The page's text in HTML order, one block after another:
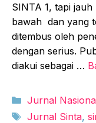
SINTA 1, tapi
bawah dan yang
ditembus oleh
dengan serius.
diakui sebagai …
Kategori
Jurnal
Tag
Jurnal Sinta,